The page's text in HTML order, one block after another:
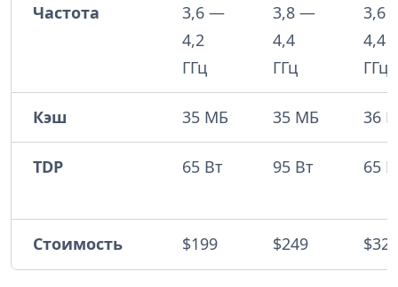
Частота
3,6 —
4,2
ГГц
3,8 —
4,4
ГГц
3,6
4,4
ГГц
Кэш 35 МБ 35 МБ 36
TDP 65 Вт 95 Вт 65
Стоимость $199 $249 $329